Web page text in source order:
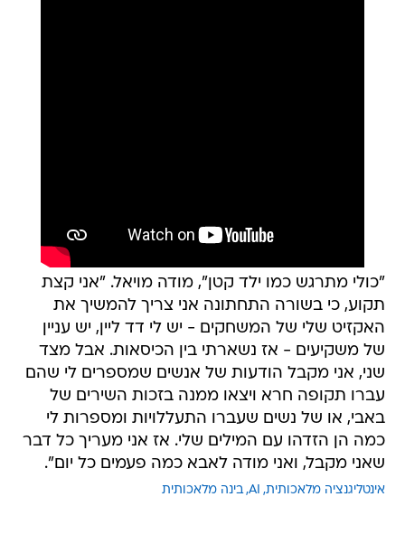
"כולי מתרגש כמו ילד קטן", מודה מויאל. "אני קצת
תקוע, כי בשורה התחתונה אני צריך להמשיך את
האקזיט שלי של המשחקים - יש לי דד ליין, יש עניין
של משקיעים - אז נשארתי בין הכיסאות. אבל מצד
שני, אני מקבל הודעות של אנשים שמספרים לי שהם
עברו תקופה חרא ויצאו ממנה בזכות השירים של
באבי, או של נשים שעברו התעללויות ומספרות לי
כמה הן הזדהו עם המילים שלי. אז אני מעריך כל דבר
שאני מקבל, ואני מודה לאבא כמה פעמים כל יום".
אינטליגנציה מלאכותית AI בינה מלאכותית